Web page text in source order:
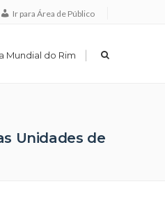
Ir para Área de Público
Mundial do Rim |
Unidades de